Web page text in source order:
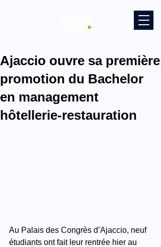
Ajaccio ouvre sa première
promotion du Bachelor
en management
hôtellerie-restauration
Au Palais des Congrès d’Ajaccio, neuf
étudiants ont fait leur rentrée hier au